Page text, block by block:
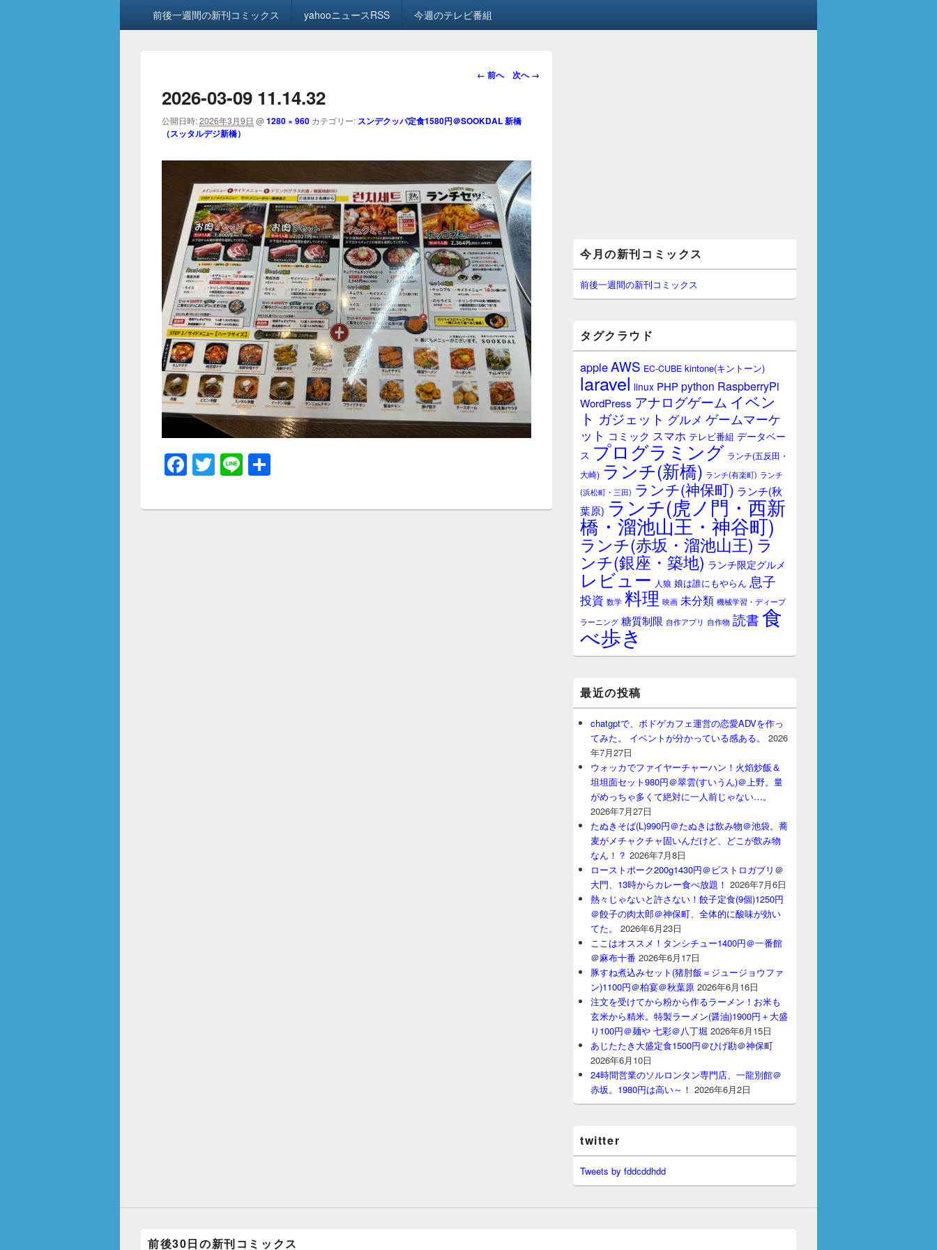
前後一週間の新刊コミックス yahooニュースRSS 今週のテレビ番組
画
ビ
シ
ョ
ン
← 前へ 次へ →
2026-03-09 11.14.32
公開日時:2026年3月9日 @1280 × 960 カテゴリー: スンデクッパ定食1580円＠SOOKDAL 新橋
（スッタルデジ新橋）
F
c
T
tt
Li
e
イ
ン
サ
イ
ー
ジ
ッ
ト
今月の新刊コミックス
前後一週間の新刊コミックス
タグクラウド
appleAWS EC-CUBE kintone(キントーン)
laravel linux PHPpython RaspberryPi
WordPress アナログゲーム イベン
ト ガジェット グルメ ゲームマーケ
ット コミック スマホ テレビ番組 データベー
ス プログラミング ランチ(五反田・
大崎) ランチ(新橋) ランチ(有楽町) ランチ
(浜松町・三田) ランチ(神保町) ランチ(秋
葉原) ランチ(虎ノ門・西新
橋・溜池山王・神谷町)
ランチ(赤坂・溜池山王) ラ
ンチ(銀座・築地) ランチ限定グルメ
レビュー 人狼 娘は誰にもやらん 息子
投資 数学 料理 映画 未分類 機械学習・ディープ
ラーニング 糖質制限 自作アプリ 自作物 読書食
べ歩き
最近の投稿
chatgptで、ボドゲカフェ運営の恋愛ADVを作っ
てみた。 イベントが分かっている感ある。
2026
年7月27日
ウォッカでファイヤーチャーハン！火焰炒飯＆
坦坦面セット980円＠翠雲(すいうん)＠上野。量
がめっちゃ多くて絶対に一人前じゃない…。
2026年7月27日
たぬきそば(L)990円＠たぬきは飲み物＠池袋。蕎
麦がメチャクチャ固いんだけど、どこが飲み物
なん！？ 2026年7月8日
ローストポーク200g1430円＠ビストロガブリ＠
大門、13時からカレー食べ放題！ 2026年7月6日
熱々じゃないと許さない！餃子定食(9個)1250円
＠餃子の肉太郎＠神保町、全体的に酸味が効い
てた。
2026年6月23日
ここはオススメ！タンシチュー1400円＠一番館
＠麻布十番 2026年6月17日
豚すね煮込みセット(猪肘飯＝ジュージョウファ
ン)1100円＠柏宴＠秋葉原 2026年6月16日
注文を受けてから粉から作るラーメン！お米も
玄米から精米。特製ラーメン(醤油)1900円＋大盛
り100円＠麺や 七彩＠八丁堀 2026年6月15日
あじたたき大盛定食1500円＠ひげ勘＠神保町
2026年6月10日
24時間営業のソルロンタン専門店、一龍別館＠
赤坂。1980円は高い～！ 2026年6月2日
twitter
Tweets by fddcddhdd
前後30日の新刊コミックス